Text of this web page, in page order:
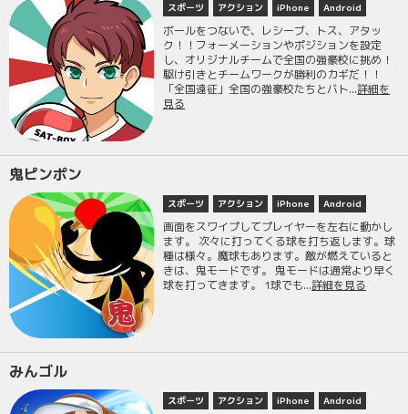
スポーツ アクション iPhone Android
ボールをつないで、レシーブ、トス、アタッ
ク！！フォーメーションやポジションを設定
し、オリジナルチームで全国の強豪校に挑め！
駆け引きとチームワークが勝利のカギだ！！
「全国遠征」全国の強豪校たちとバト...詳細を
見る
鬼ピンポン
スポーツ アクション iPhone Android
画面をスワイプしてプレイヤーを左右に動かし
ます。 次々に打ってくる球を打ち返します。球
種は様々。魔球もあります。敵が燃えていると
きは、鬼モードです。 鬼モードは通常より早く
球を打ってきます。 1球でも...詳細を見る
みんゴル
スポーツ アクション iPhone Android